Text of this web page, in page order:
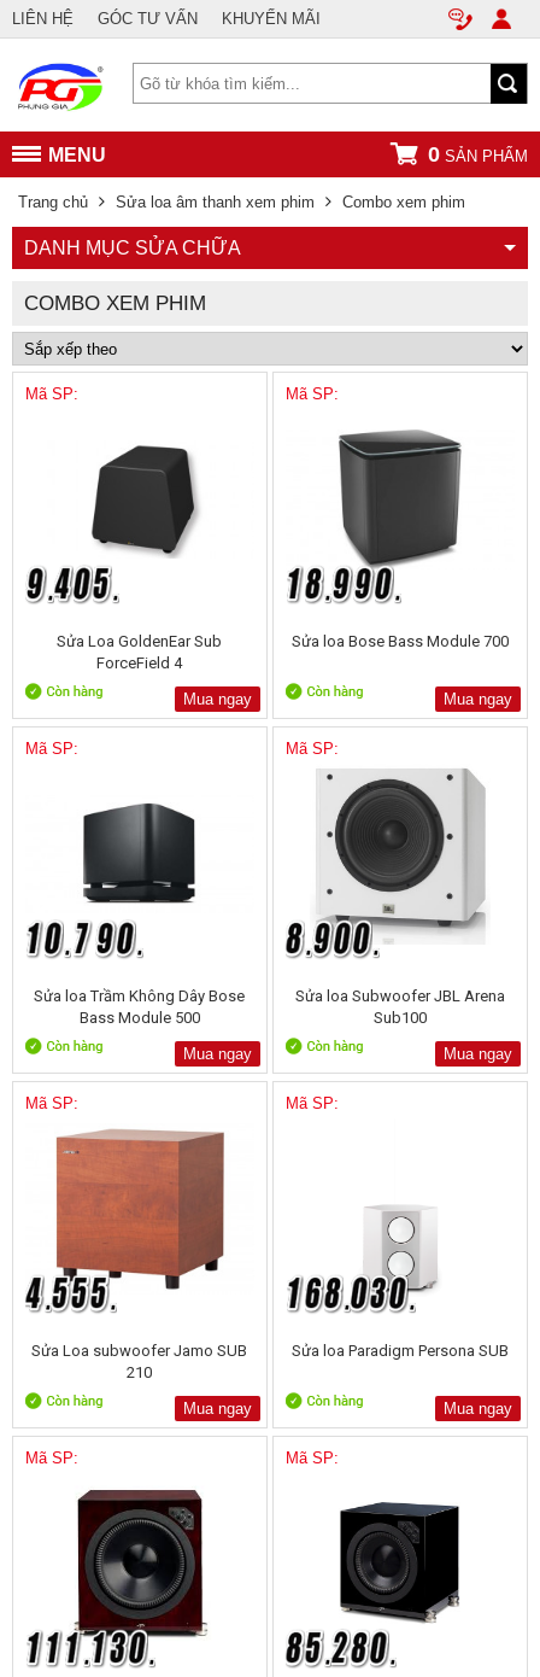
LIÊN HỆ GÓC TƯ VẤN KHUYẾN MÃI
MENU 0 SẢN PHẨM
Trang chủ Sửa loa âm thanh xem phim Combo xem phim
DANH MỤC SỬA CHỮA
COMBO XEM PHIM
Mã SP:
Sửa Loa GoldenEar Sub
ForceField 4
Mua ngay
Mã SP:
Sửa loa Bose Bass Module 700
Mua ngay
Mã SP:
Sửa loa Trầm Không Dây Bose
Bass Module 500
Mua ngay
Mã SP:
Sửa loa Subwoofer JBL Arena
Sub100
Mua ngay
Mã SP:
Sửa Loa subwoofer Jamo SUB
210
Mua ngay
Mã SP:
Sửa loa Paradigm Persona SUB
Mua ngay
Mã SP: Mã SP: